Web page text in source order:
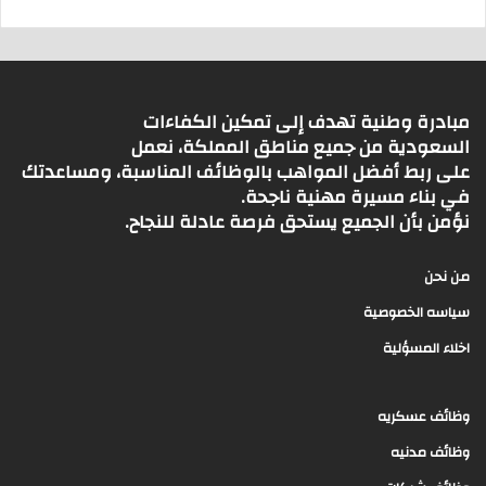
مبادرة وطنية تهدف إلى تمكين الكفاءات
السعودية من جميع مناطق المملكة، نعمل
على ربط أفضل المواهب بالوظائف المناسبة، ومساعدتك
في بناء مسيرة مهنية ناجحة.
نؤمن بأن الجميع يستحق فرصة عادلة للنجاح.
من نحن
سياسه الخصوصية
اخلاء المسؤلية
وظائف عسكريه
وظائف مدنيه